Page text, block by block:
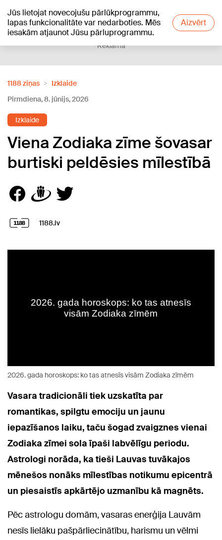
Jūs lietojat novecojušu pārlūkprogrammu,
lapas funkcionalitāte var nedarboties. Mēs
iesakām atjaunot Jūsu pārluprogrammu.
Aizvērt
+18°C
Reklāma
1188 ziņas
Izklaide
Pirmdiena, 8. jūnijs, 2026
Izklaide
Viena Zodiaka zīme šovasar
burtiski peldēsies mīlestībā
1188.lv
2026. gada horoskops: ko tas atnesīs visām Zodiaka zīmēm
Vasara tradicionāli tiek uzskatīta par
romantikas, spilgtu emociju un jaunu
iepazīšanos laiku, taču šogad zvaigznes vienai
Zodiaka zīmei sola īpaši labvēlīgu periodu.
Astrologi norāda, ka tieši Lauvas tuvākajos
mēnešos nonāks mīlestības notikumu epicentrā
un piesaistīs apkārtējo uzmanību kā magnēts.
Pēc astrologu domām, vasaras enerģija Lauvām
nesīs lielāku pašpārliecinātību, harismu un vēlmi